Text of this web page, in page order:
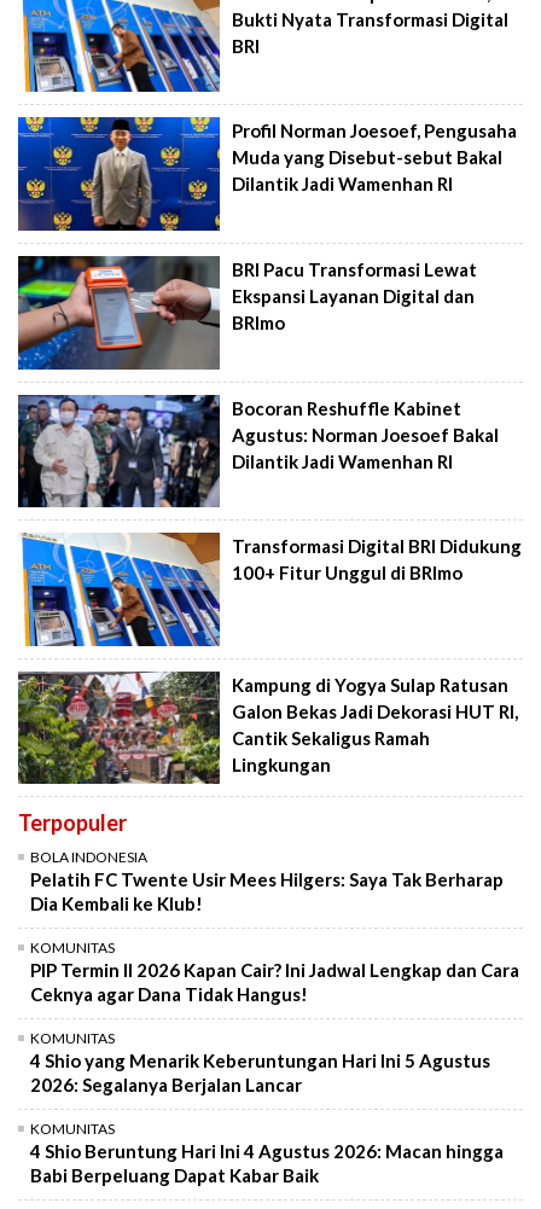
Bukti Nyata Transformasi Digital
BRI
Profil Norman Joesoef, Pengusaha
Muda yang Disebut-sebut Bakal
Dilantik Jadi Wamenhan RI
BRI Pacu Transformasi Lewat
Ekspansi Layanan Digital dan
BRImo
Bocoran Reshuffle Kabinet
Agustus: Norman Joesoef Bakal
Dilantik Jadi Wamenhan RI
Transformasi Digital BRI Didukung
100+ Fitur Unggul di BRImo
Kampung di Yogya Sulap Ratusan
Galon Bekas Jadi Dekorasi HUT RI,
Cantik Sekaligus Ramah
Lingkungan
Terpopuler
BOLA INDONESIA
Pelatih FC Twente Usir Mees Hilgers: Saya Tak Berharap
Dia Kembali ke Klub!
KOMUNITAS
PIP Termin II 2026 Kapan Cair? Ini Jadwal Lengkap dan Cara
Ceknya agar Dana Tidak Hangus!
KOMUNITAS
4 Shio yang Menarik Keberuntungan Hari Ini 5 Agustus
2026: Segalanya Berjalan Lancar
KOMUNITAS
4 Shio Beruntung Hari Ini 4 Agustus 2026: Macan hingga
Babi Berpeluang Dapat Kabar Baik